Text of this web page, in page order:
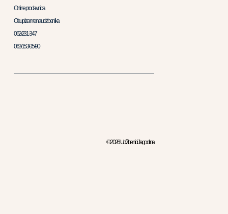
© 2026 Udžbenici Jagodina
Online prodavnica
Otkup i zamena udzbenika
062/231-347
063/153-05-90